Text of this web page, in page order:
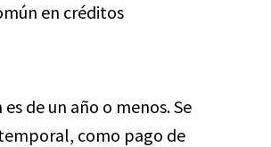
en créditos
de un año o menos. Se
como pago de